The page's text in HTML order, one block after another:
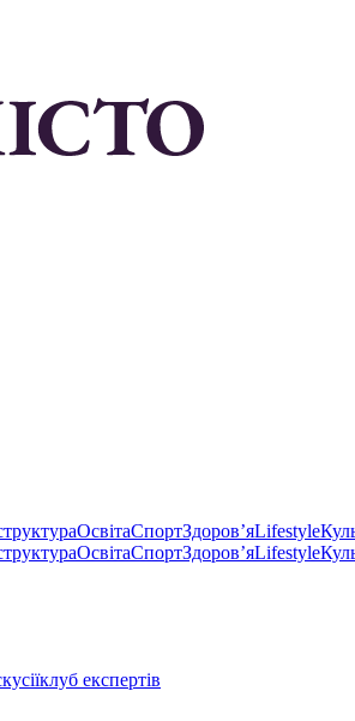
ОсвітаСпортЗдоровʼяLifestyle
ОсвітаСпортЗдоровʼяLifestyle
клуб експертів